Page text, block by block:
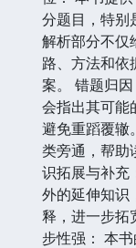
分题目，特别
解析部分不仅
路、方法和依
案。 错题归
会指出其可能
避免重蹈覆辙
类旁通，帮助
识拓展与补充
外的延伸知识
释，进一步拓
步性强： 本